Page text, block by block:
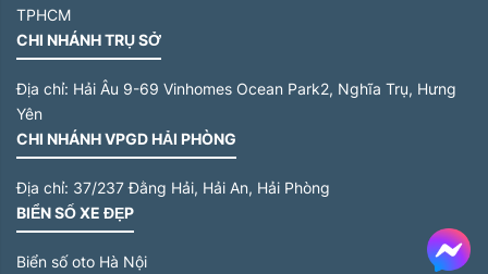
TPHCM
CHI NHÁNH TRỤ SỞ
Địa chỉ: Hải Âu 9-69 Vinhomes Ocean Park2, Nghĩa Trụ, Hưng
Yên
CHI NHÁNH VPGD HẢI PHÒNG
Địa chỉ: 37/237 Đằng Hải, Hải An, Hải Phòng
BIỂN SỐ XE ĐẸP
Biển số oto Hà Nội